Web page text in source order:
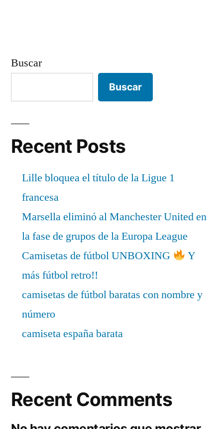
Buscar
Buscar
Recent Posts
Lille bloquea el título de la Ligue 1
francesa
Marsella eliminó al Manchester United en
la fase de grupos de la Europa League
Camisetas de fútbol UNBOXING
Y
más fútbol retro!!
camisetas de fútbol baratas con nombre y
número
camiseta españa barata
Recent Comments